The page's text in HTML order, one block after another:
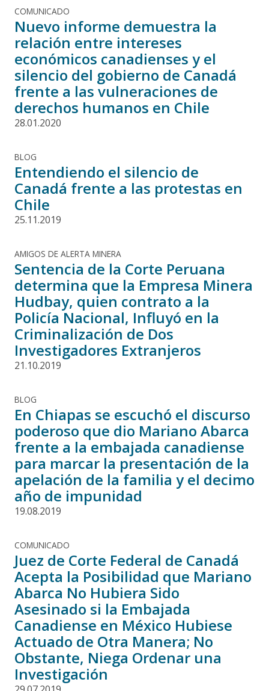
COMUNICADO
Nuevo informe demuestra la
relación entre intereses
económicos canadienses y el
silencio del gobierno de Canadá
frente a las vulneraciones de
derechos humanos en Chile
28.01.2020
BLOG
Entendiendo el silencio de
Canadá frente a las protestas en
Chile
25.11.2019
AMIGOS DE ALERTA MINERA
Sentencia de la Corte Peruana
determina que la Empresa Minera
Hudbay, quien contrato a la
Policía Nacional, Influyó en la
Criminalización de Dos
Investigadores Extranjeros
21.10.2019
BLOG
En Chiapas se escuchó el discurso
poderoso que dio Mariano Abarca
frente a la embajada canadiense
para marcar la presentación de la
apelación de la familia y el decimo
año de impunidad
19.08.2019
COMUNICADO
Juez de Corte Federal de Canadá
Acepta la Posibilidad que Mariano
Abarca No Hubiera Sido
Asesinado si la Embajada
Canadiense en México Hubiese
Actuado de Otra Manera; No
Obstante, Niega Ordenar una
Investigación